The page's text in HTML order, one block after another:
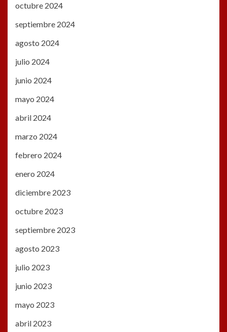
octubre 2024
septiembre 2024
agosto 2024
julio 2024
junio 2024
mayo 2024
abril 2024
marzo 2024
febrero 2024
enero 2024
diciembre 2023
octubre 2023
septiembre 2023
agosto 2023
julio 2023
junio 2023
mayo 2023
abril 2023